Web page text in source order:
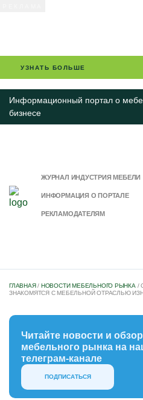
УЗНАТЬ БОЛЬШЕ
Информационный портал о
бизнесе
ЖУРНАЛ ИНДУСТРИЯ МЕБЕЛИ
ИНФОРМАЦИЯ О ПОРТАЛЕ
РЕКЛАМОДАТЕЛЯМ
ГЛАВНАЯ/ НОВОСТИ МЕБЕЛЬНОГО РЫНКА /
ЗНАКОМЯТСЯ С МЕБЕЛЬНОЙ ОТРАСЛЬЮ
Читайте новости и
мебельного рынка на
телеграм-канале
ПОДПИСАТЬСЯ